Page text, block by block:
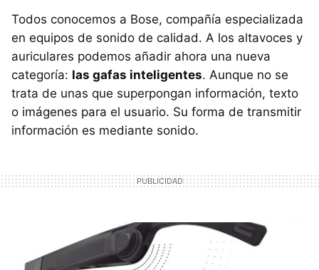
Todos conocemos a Bose, compañía especializada
en equipos de sonido de calidad. A los altavoces y
auriculares podemos añadir ahora una nueva
categoría: las gafas inteligentes. Aunque no se
trata de unas que superpongan información, texto
o imágenes para el usuario. Su forma de transmitir
información es mediante sonido.